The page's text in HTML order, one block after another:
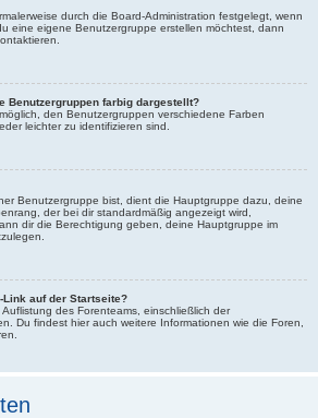
durch die Board-Administration festgelegt, wenn
eine eigene Benutzergruppe erstellen möchtest, dann
Benutzergruppen farbig dargestellt?
den Benutzergruppen verschiedene Farben
leichter zu identifizieren sind.
Benutzergruppe bist, dient die Hauptgruppe dazu, deine
der bei dir standardmäßig angezeigt wird,
dir die Berechtigung geben, deine Hauptgruppe im
Link auf der Startseite?
des Forenteams, einschließlich der
Du findest hier auch weitere Informationen wie die Foren,